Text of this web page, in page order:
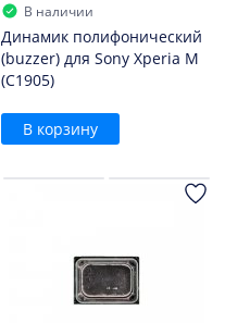
В наличии
Динамик полифонический
(buzzer) для Sony Xperia M
(C1905)
В корзину